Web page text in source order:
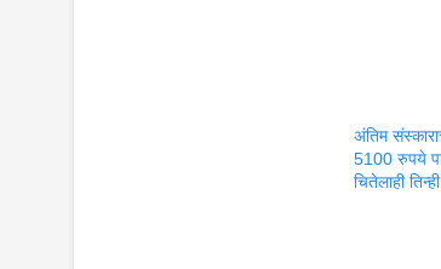
अंतिम
5100 रुपये
चितेलाही